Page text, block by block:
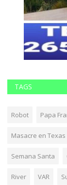
TAGS
Robot Papa
Masacre en Texas
Semana Santa
River VAR